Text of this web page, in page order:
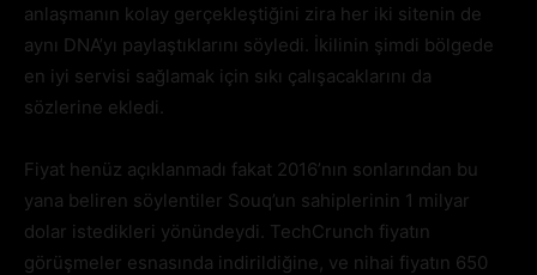
anlaşmanın kolay gerçekleştiğini zira her iki sitenin de
aynı DNA’yı paylaştıklarını söyledi. İkilinin şimdi bölgede
en iyi servisi sağlamak için sıkı çalışacaklarını da
sözlerine ekledi.
Fiyat henüz açıklanmadı fakat 2016’nın sonlarından bu
yana beliren söylentiler Souq’un sahiplerinin 1 milyar
dolar istedikleri yönündeydi. TechCrunch fiyatın
görüşmeler esnasında indirildiğine, ve nihai fiyatın 650